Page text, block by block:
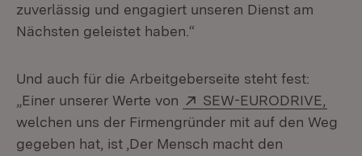
zuverlässig und engagiert unseren Dienst am
Nächsten geleistet haben.“
Und auch für die Arbeitgeberseite steht fest:
„Einer unserer Werte von
Extern:
SEW-EURODRIVE,
welchen uns der Firmengründer mit auf den Weg
gegeben hat, ist ‚Der Mensch macht den